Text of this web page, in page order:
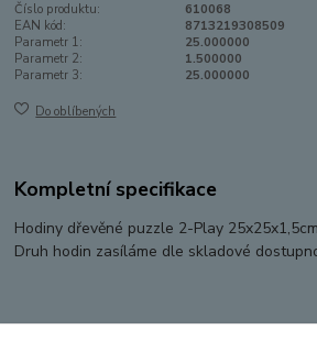
Číslo produktu:
610068
EAN kód:
8713219308509
Parametr 1:
25.000000
Parametr 2:
1.500000
Parametr 3:
25.000000
Do oblíbených
Kompletní specifikace
Hodiny dřevěné puzzle 2-Play
Druh hodin zasíláme dle skladové
Zboží zařazeno v kategoriích